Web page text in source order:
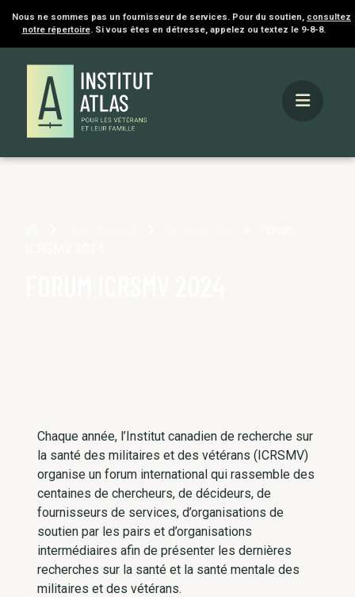
Nous ne sommes pas un fournisseur de services. Pour du soutien, consultez
notre répertoire. Si vous êtes en détresse, appelez ou textez le 9-8-8.
Chaque année, l’Institut canadien de recherche sur
la santé des militaires et des vétérans (ICRSMV)
organise un forum international qui rassemble des
centaines de chercheurs, de décideurs, de
fournisseurs de services, d’organisations de
soutien par les pairs et d’organisations
intermédiaires afin de présenter les dernières
recherches sur la santé et la santé mentale des
militaires et des vétérans.